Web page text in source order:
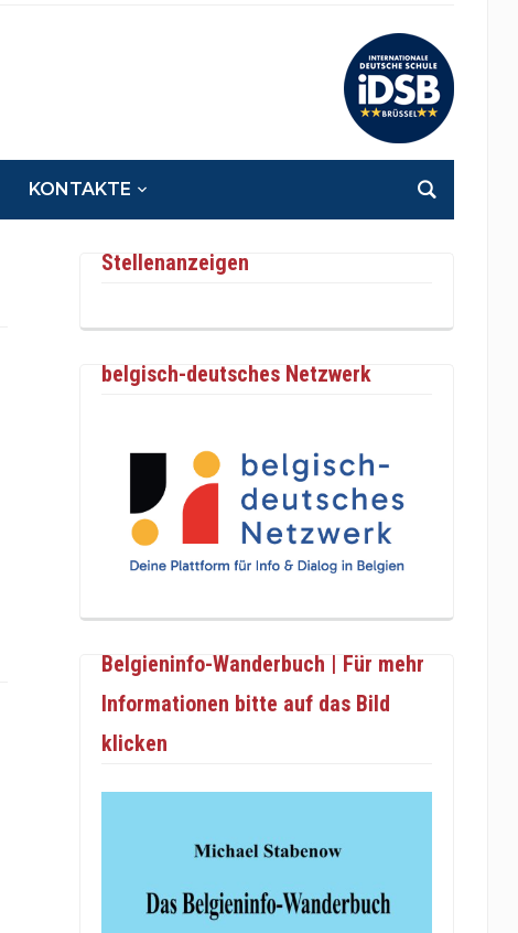
KONTAKTE
Stellenanzeigen
belgisch-deutsches Netzwerk
Belgieninfo-Wanderbuch | Für mehr
Informationen bitte auf das Bild
klicken